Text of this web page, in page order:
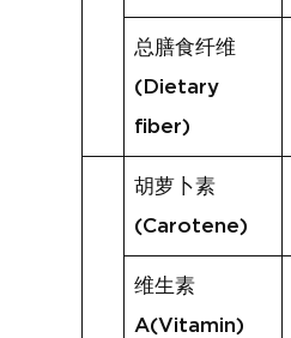
总膳食纤维
(Dietary
fiber)
胡萝卜素
(Carotene)
维生素
A(Vitamin)